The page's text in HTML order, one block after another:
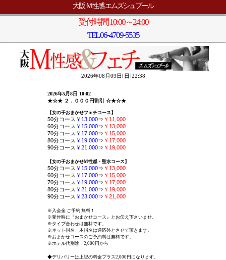
大阪 Ｍ性感 エムズシュプール
受付時間 10:00～24:00
TEL06-4709-5535
2026年08月09日[日]22:38
2026年5月8日 10:02
★☆★ ２．０００円割引 ☆★☆★
【女の子おまかせフェチコース】
50分コース ￥13,000⇒ ￥11,000
60分コース ￥15,000⇒ ￥13,000
70分コース ￥17,000⇒ ￥15,000
80分コース ￥19,000⇒ ￥17,000
90分コース ￥21,000⇒ ￥19,000
【女の子おまかせM性感・聖水コース】
50分コース ￥15,000⇒ ￥13,000
60分コース ￥17,000⇒ ￥15,000
70分コース ￥19,000⇒ ￥17,000
80分コース ￥21,000⇒ ￥19,000
90分コース ￥23,000⇒ ￥21,000
※入会金 ご予約 無料！
※受付時に『おまかせコース』とお伝え下さいませ。
※タイプ合わせは無料です。
※ネット指名・本指名は適応外とさせて頂きます。
※おまかせコースのご予約料は無料です。
※ホテル代別途 2,000円から
◆デリバリーは上記の料金プラス2,000円になります。